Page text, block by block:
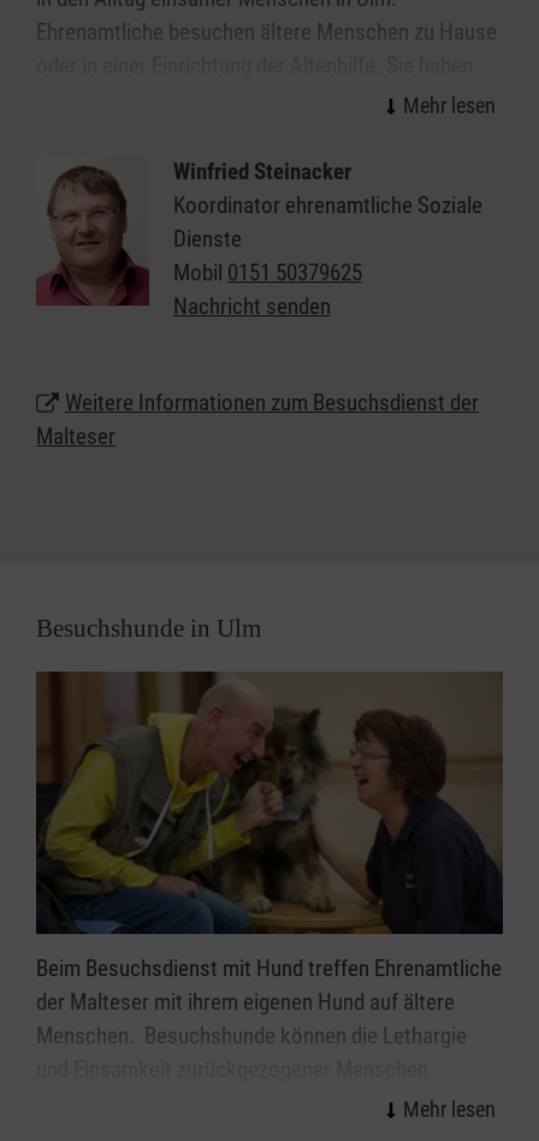
Ehrenamtliche besuchen ältere Menschen zu Hause
Lebenssituation der älteren Menschen ein. Hier ist
Raum für die persönlichen Bedürfnisse, für die
Lebensgeschichte und das aktuelle Befinden. Ein
Spaziergang ins Grüne, ein Besuch im Café bereiten
Lebensfreude und stimmen zuversichtlich.
Winfried Steinacker
Koordinator ehrenamtliche Soziale
Dienste
Mobil 0151 50379625
Nachricht senden
Weitere Informationen zum Besuchsdienst der
Malteser
Besuchshunde in Ulm
Beim Besuchsdienst mit Hund treffen Ehrenamtliche
der Malteser mit ihrem eigenen Hund auf ältere
Menschen. Besuchshunde können die Lethargie
durchbrechen und Menschen Freude bereiten.